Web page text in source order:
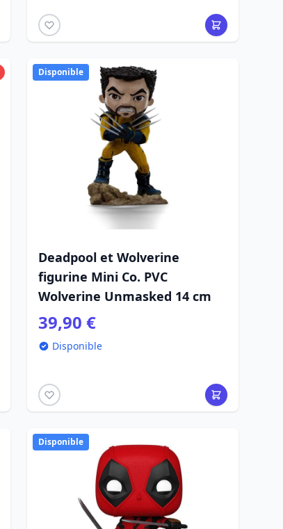
Disponible
Deadpool et Wolverine
figurine Mini Co. PVC
Wolverine Unmasked 14 cm
39,90 €
Disponible
Disponible